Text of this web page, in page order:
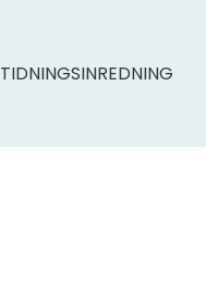
TIDNINGSINREDNING